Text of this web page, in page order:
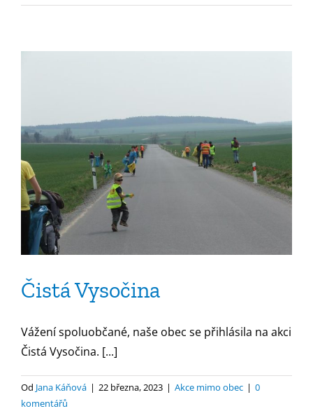
s
Čistá Vysočina
Vážení spoluobčané, naše obec se přihlásila na akci
Čistá Vysočina. [...]
Od Jana Káňová | 22 března, 2023 | Akce mimo obec | 0
komentářů